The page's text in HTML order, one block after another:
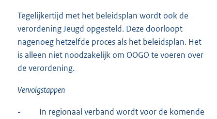
Tegelijkertijd met het beleidsplan wordt ook de
verordening Jeugd opgesteld. Deze doorloopt
nagenoeg hetzelfde proces als het beleidsplan. Het
is alleen niet noodzakelijk om OOGO te voeren over
de verordening.
Vervolgstappen
-
In regionaal verband wordt voor de komende